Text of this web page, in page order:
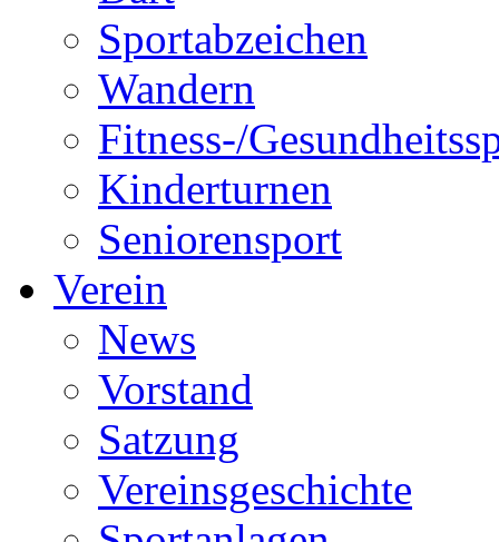
Sportabzeichen
Wandern
Fitness-/
Kinderturnen
Seniorensport
Verein
News
Vorstand
Satzung
Vereinsgeschichte